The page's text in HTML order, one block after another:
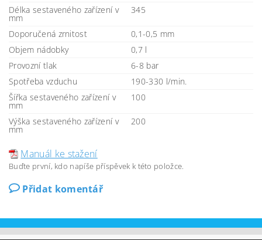
Délka sestaveného zařízení v
mm
345
Doporučená zrnitost
0,1-0,5 mm
Objem nádobky
0,7 l
Provozní tlak
6-8 bar
Spotřeba vzduchu
190-330 l/min.
Šířka sestaveného zařízení v
mm
100
Výška sestaveného zařízení v
mm
200
Manuál ke stažení
Buďte první, kdo napíše příspěvek k této položce.
Přidat komentář